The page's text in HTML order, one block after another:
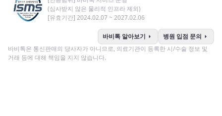
(심사받지 않은 물리적 인프라 제외)
[유효기간] 2024.02.07 ~ 2027.02.06
바비톡 알아보기 arrow_right 병원 입점 문의 arrow_right
바비톡은 통신판매의 당사자가 아니므로, 의료기관이 등록한 시/수술 정보 및
거래 등에 대해 책임을 지지 않습니다.